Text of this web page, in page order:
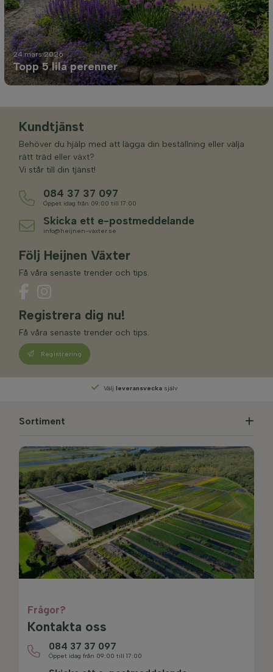
24 mars 2026
Topp 5 lila perenner
Kundtjänst
Behöver du hjälp med att lägga din beställning eller välja
rätt träd eller växt?
Vi står till din tjänst!
084 37 37 097
Öppet idag från 09:00 till 17:00
Skicka ett e-postmeddelande
info@heijnen-vaxter.se
Följ Heijnen Växter
Få våra senaste trender och tips.
Registrera dig nu!
Få våra senaste trender och tips.
Registrering
Välj leveransvecka själv
Sortiment
Frågor?
Kontakta oss
084 37 37 097
Öppet idag från 09:00 till 17:00